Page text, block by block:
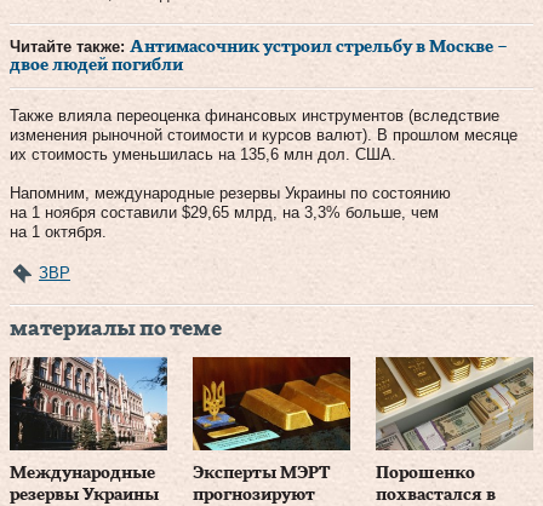
Читайте также: Антимасочник устроил стрельбу в Москве –
двое людей погибли
Также влияла переоценка финансовых инструментов (вследствие
изменения рыночной стоимости и курсов валют). В прошлом месяце
их стоимость уменьшилась на 135,6 млн дол. США.
Напомним, международные резервы Украины по состоянию
на 1 ноября составили $29,65 млрд, на 3,3% больше, чем
на 1 октября.
ЗВР
материалы по теме
Международные
резервы Украины
Эксперты МЭРТ
прогнозируют
Порошенко
похвастался в